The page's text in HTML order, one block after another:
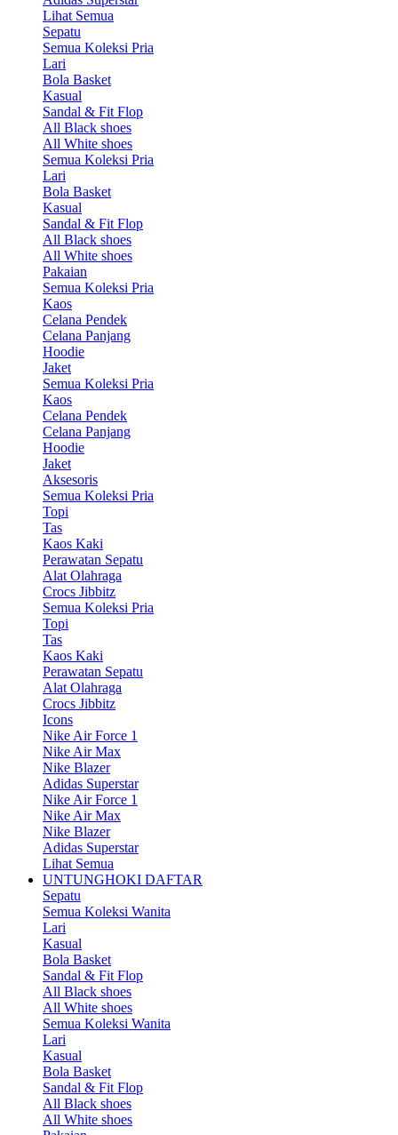
Lihat Semua
Sepatu
Semua Koleksi Pria
Lari
Bola Basket
Kasual
Sandal & Fit Flop
All Black shoes
All White shoes
Semua Koleksi Pria
Lari
Bola Basket
Kasual
Sandal & Fit Flop
All Black shoes
All White shoes
Pakaian
Semua Koleksi Pria
Kaos
Celana Pendek
Celana Panjang
Hoodie
Jaket
Semua Koleksi Pria
Kaos
Celana Pendek
Celana Panjang
Hoodie
Jaket
Aksesoris
Semua Koleksi Pria
Topi
Tas
Kaos Kaki
Perawatan Sepatu
Alat Olahraga
Crocs Jibbitz
Semua Koleksi Pria
Topi
Tas
Kaos Kaki
Perawatan Sepatu
Alat Olahraga
Crocs Jibbitz
Icons
Nike Air Force 1
Nike Air Max
Nike Blazer
Adidas Superstar
Nike Air Force 1
Nike Air Max
Nike Blazer
Adidas Superstar
Lihat Semua
UNTUNGHOKI DAFTAR
Sepatu
Semua Koleksi Wanita
Lari
Kasual
Bola Basket
Sandal & Fit Flop
All Black shoes
All White shoes
Semua Koleksi Wanita
Lari
Kasual
Bola Basket
Sandal & Fit Flop
All Black shoes
All White shoes